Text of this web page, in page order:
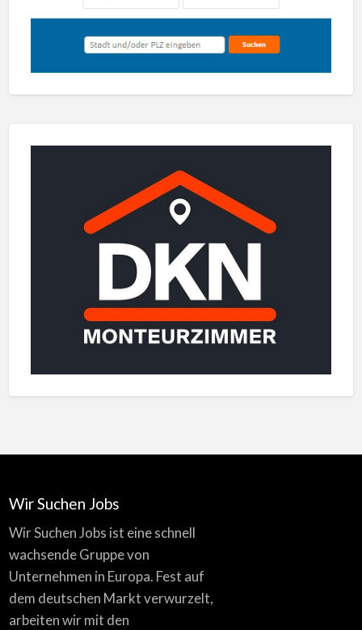
Wir Suchen Jobs
Wir Suchen Jobs ist eine schnell
wachsende Gruppe von
Unternehmen in Europa. Fest auf
dem deutschen Markt verwurzelt,
arbeiten wir mit den